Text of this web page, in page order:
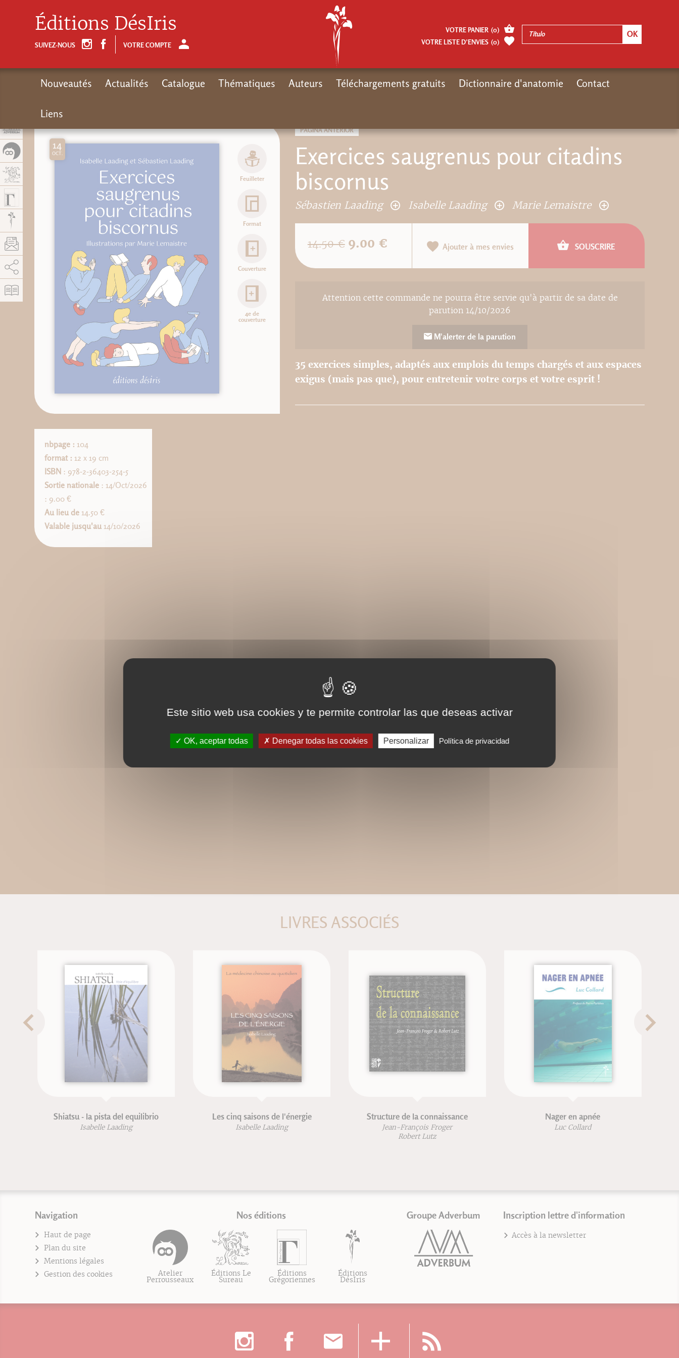
PÁGINA ANTERIOR
Exercices saugrenus pour citadins
biscornus
Sébastien Laading Isabelle Laading Marie Lemaistre
14
OCT.
Feuilleter
Format
Couverture
4e de
couverture
nbpage : 104
format : 12 x 19 cm
ISBN : 978-2-36403-254-5
Sortie nationale: 14/Oct/2026
: 9.00 €
Au lieu de 14.50 €
Valable jusqu'au14/10/2026
14.50 € 9.00 € Ajouter à mes envies SOUSCRIRE
Attention cette commande ne pourra être servie qu'à partir de sa date de
parution 14/10/2026
M'alerter de la parution
35 exercices simples, adaptés aux emplois du temps chargés et aux espaces
exigus (mais pas que), pour entretenir votre corps et votre esprit !
LIVRES ASSOCIÉS
Shiatsu - la pista del equilibrio
Isabelle Laading
Les cinq saisons de l'énergie
Isabelle Laading
Structure de la connaissance
Jean-François Froger
Robert Lutz
Nager en apnée
Luc Collard
Navigation
Haut de page
Plan du site
Mentions légales
Gestion des cookies
Nos éditions
Atelier
Perrousseaux
Éditions Le
Sureau
Éditions
Grégoriennes
Éditions
DésIris
Groupe Adverbum Inscription lettre d'information
Accès à la newsletter
Éditions DésIris
SUIVEZ-NOUS VOTRE COMPTE
VOTRE PANIER (0)
VOTRE LISTE D’ENVIES (0)
Nouveautés Actualités Catalogue Thématiques Auteurs Téléchargements gratuits Dictionnaire d'anatomie Contact
Liens
AddThis está deshabilitado. Permitir
Este sitio web usa cookies y te permite controlar las que deseas activar
OK, aceptar todas Denegar todas las cookies Personalizar Política de privacidad